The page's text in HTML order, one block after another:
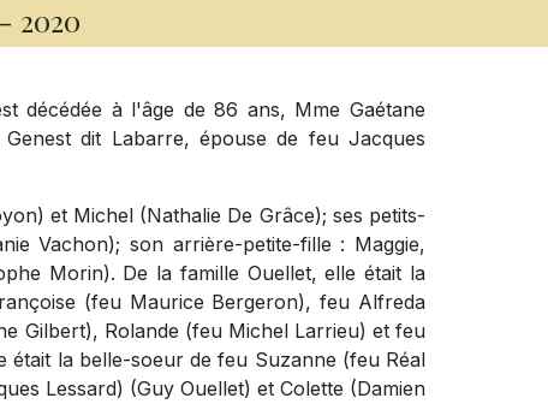
- 2020
décédée à l'âge de 86 ans, Mme Gaétane
dit Labarre, épouse de feu Jacques
et Michel (Nathalie De Grâce); ses petits-
Vachon); son arrière-petite-fille : Maggie,
Morin). De la famille Ouellet, elle était la
(feu Maurice Bergeron), feu Alfreda
Gilbert), Rolande (feu Michel Larrieu) et feu
était la belle-soeur de feu Suzanne (feu Réal
Lessard) (Guy Ouellet) et Colette (Damien